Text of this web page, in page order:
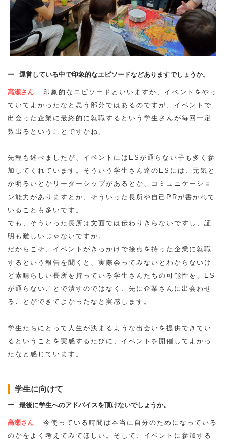
運営している中で印象的なエピソードなどありますでしょうか。
高瀬さん
印象的なエピソードといいますか、イベントをやっ
ていてよかったなと思う部分ではあるのですが、イベントで
出会った企業に最終的に就職するという学生さんが毎回一定
数出るということですかね。
先程も述べましたが、イベントにはESが通らない子も多く参
加してくれています。そういう学生さん達のESには、元気と
か明るいとかリーダーシップがあるとか、コミュニケーショ
ン能力がありますとか、そういった長所や自己PRが書かれて
いることも多いです。
でも、そういった長所は文面では伝わりきらないですし、証
明も難しいじゃないですか。
だからこそ、イベントがきっかけで接点を持った企業に就職
するという報告を聞くと、実際会ってみないとわからないけ
ど素晴らしい長所を持っている学生さんたちの可能性を、ES
が通らないことで潰すのではなく、先に企業さんに出会わせ
ることができてよかったなと実感します。
学生たちにとって人生が決まるような出会いを提供できてい
るということを実感するたびに、イベントを開催してよかっ
たなと感じています。
学生に向けて
最後に学生へのアドバイスを頂けないでしょうか。
高瀬さん
今使っている時間は本当に自分のためになっている
のかをよく考えてみてほしい。そして、イベントに参加する